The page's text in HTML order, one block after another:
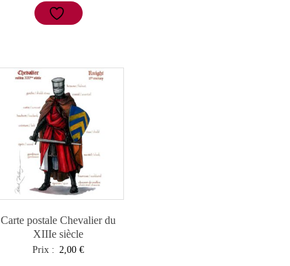
Carte postale Chevalier du
XIIIe siècle
Prix : 2,00€